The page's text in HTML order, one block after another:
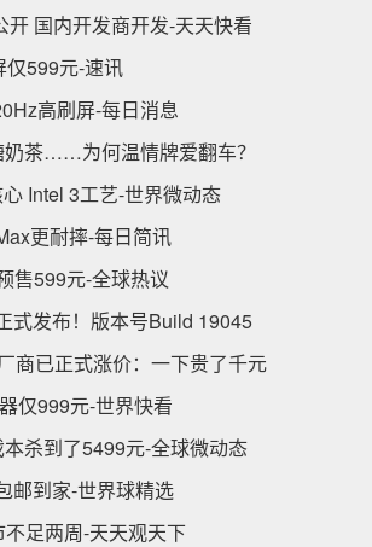
开 国内开发商开发-天天快看
仅599元-速讯
高刷屏-每日消息
茶……为何温情牌爱翻车？
Intel 3工艺-世界微动态
更耐摔-每日简讯
售599元-全球热议
式发布！版本号Build 19045
商已正式涨价：一下贵了千元
仅999元-世界快看
杀到了5499元-全球微动态
邮到家-世界球精选
足两周-天天观天下